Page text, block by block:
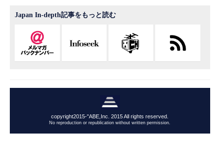
Japan In-depth記事をもっと読む
copyright2015-"ABE,Inc. 2015 All rights reserved.
No reproduction or republication without written permission.